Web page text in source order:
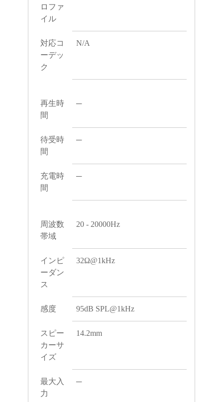
ロファ
イル
対応コ
ーデッ
ク
N/A
再生時
間
─
待受時
間
─
充電時
間
─
周波数
帯域
20 - 20000Hz
インピ
ーダン
ス
32Ω@1kHz
感度 95dB SPL@1kHz
スピー
カーサ
イズ
14.2mm
最大入
力
─